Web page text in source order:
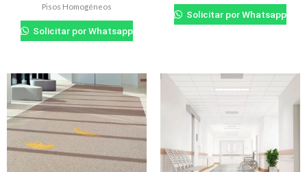
Pisos Homogéneos
Solicitar por Whatsapp
Solicitar por Whatsapp